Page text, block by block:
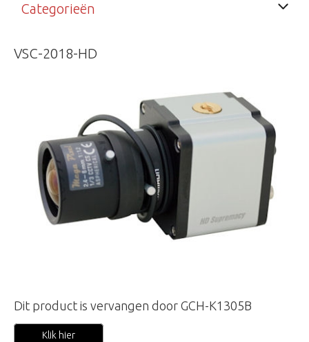
Categorieën
VSC-2018-HD
Dit product is vervangen door GCH-K1305B
Klik hier